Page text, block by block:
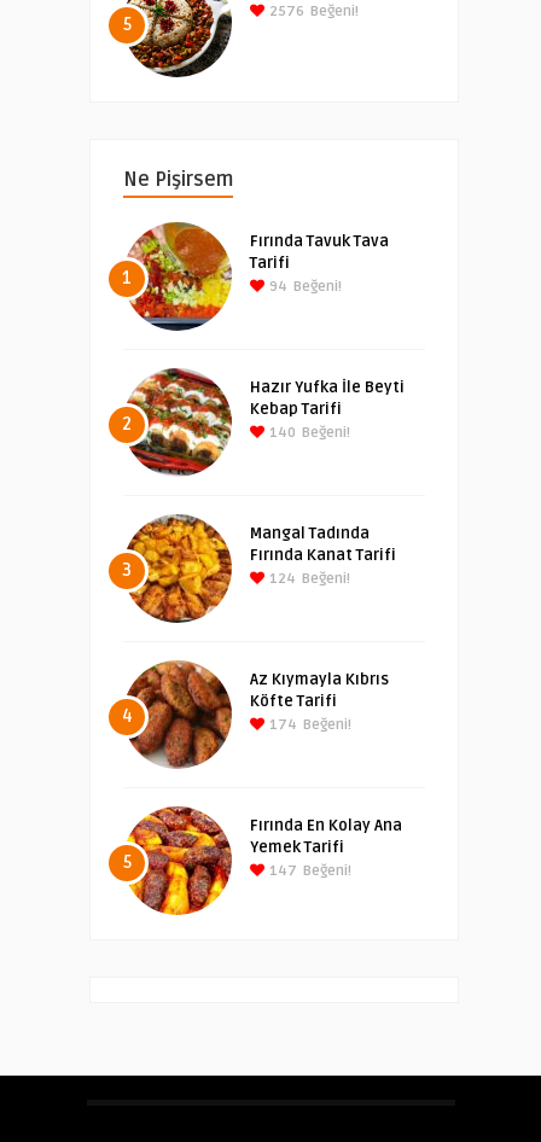
5
2576 Beğeni!
Ne Pişirsem
1
Fırında Tavuk Tava
Tarifi
94 Beğeni!
2
Hazır Yufka İle Beyti
Kebap Tarifi
140 Beğeni!
3
Mangal Tadında
Fırında Kanat Tarifi
124 Beğeni!
4
Az Kıymayla Kıbrıs
Köfte Tarifi
174 Beğeni!
5
Fırında En Kolay Ana
Yemek Tarifi
147 Beğeni!